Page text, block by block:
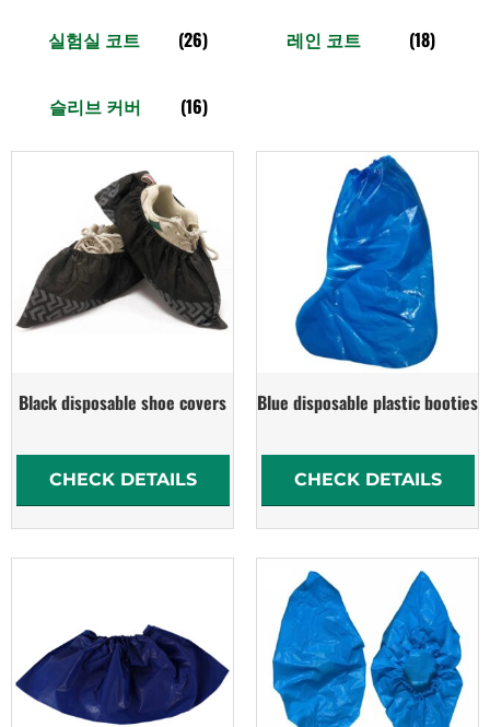
실험실 코트 (26) 레인 코트 (18)
슬리브 커버 (16)
Black disposable shoe covers
CHECK DETAILS
Blue disposable plastic booties
CHECK DETAILS